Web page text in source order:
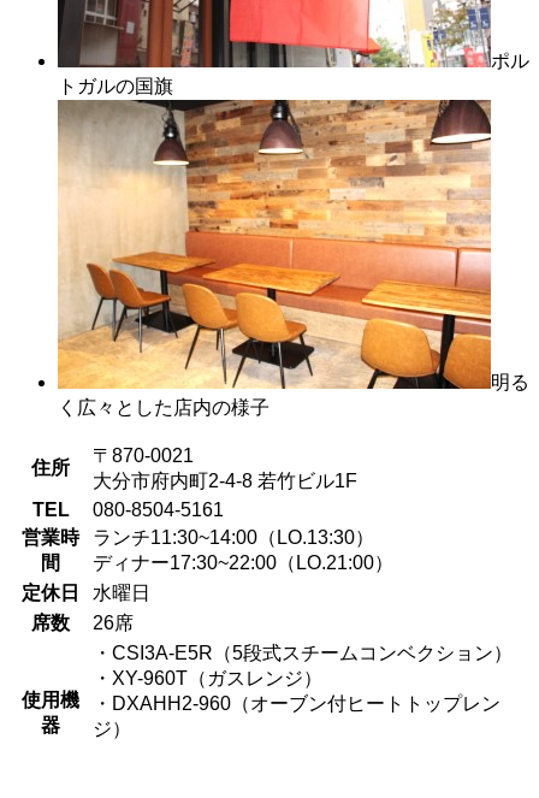
ポル
トガルの国旗
明る
く広々とした店内の様子
住所
〒870-0021
大分市府内町2-4-8 若竹ビル1F
TEL
080-8504-5161
営業時
間
ランチ11:30~14:00（LO.13:30）
ディナー17:30~22:00（LO.21:00）
定休日
水曜日
席数
26席
使用機
器
・CSI3A-E5R（5段式スチームコンベクション）
・XY-960T（ガスレンジ）
・DXAHH2-960（オーブン付ヒートトップレン
ジ）